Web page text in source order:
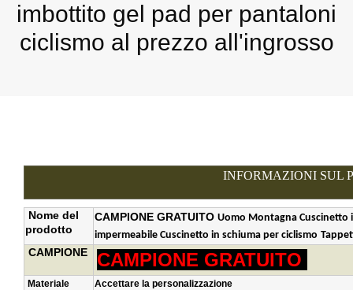
imbottito gel pad per pantaloni
ciclismo al prezzo all'ingrosso
INFORMAZIONI SUL
Nome del
prodotto
CAMPIONE GRATUITO Uomo Montagna Cuscinetto
impermeabile Cuscinetto in schiuma per ciclismo
CAMPIONE CAMPIONE GRATUITO
Materiale Accettare la personalizzazione